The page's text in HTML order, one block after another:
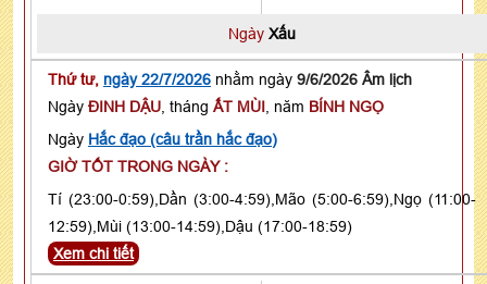
Ngày Xấu
Thứ tư, ngày 22/7/2026 nhằm ngày 9/6/2026 Âm lịch
Ngày ĐINH DẬU , tháng ẤT MÙI , năm BÍNH NGỌ
Ngày Hắc đạo (câu trần hắc đạo)
GIỜ TỐT TRONG NGÀY :
Tí (23:00-0:59),Dần (3:00-4:59),Mão (5:00-6:59),Ngọ (11:00-
12:59),Mùi (13:00-14:59),Dậu (17:00-18:59)
Xem chi tiết